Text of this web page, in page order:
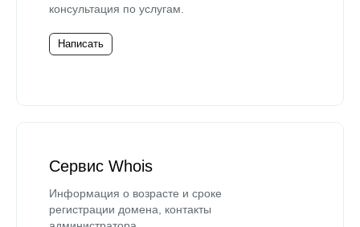
консультация по услугам.
Написать
Сервис Whois
Информация о возрасте и сроке
регистрации домена, контакты